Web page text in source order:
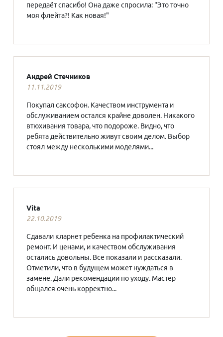
передаёт спасибо! Она даже спросила: "Это точно
моя флейта?! Как новая!"
Андрей Стечников
11.11.2019
Покупал саксофон. Качеством инструмента и
обслуживанием остался крайне доволен. Никакого
втюхивания товара, что подороже. Видно, что
ребята действительно живут своим делом. Выбор
стоял между несколькими моделями...
Vita
22.10.2019
Сдавали кларнет ребенка на профилактический
ремонт. И ценами, и качеством обслуживания
остались довольны. Все показали и рассказали.
Отметили, что в будущем может нуждаться в
замене. Дали рекомендации по уходу. Мастер
общался очень корректно...